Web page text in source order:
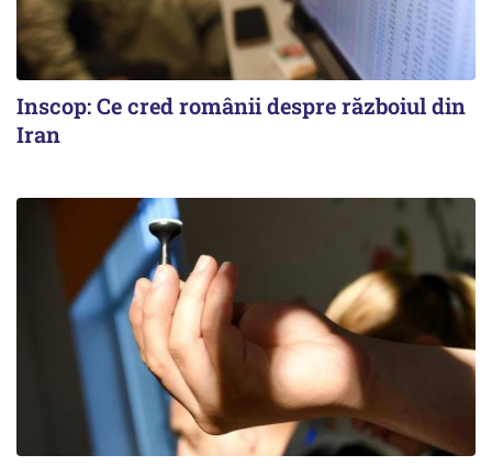
Inscop: Ce cred românii despre războiul din
Iran